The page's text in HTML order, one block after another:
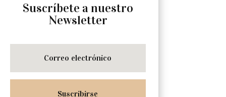
Suscríbete a nuestro
Newsletter
Suscribirse